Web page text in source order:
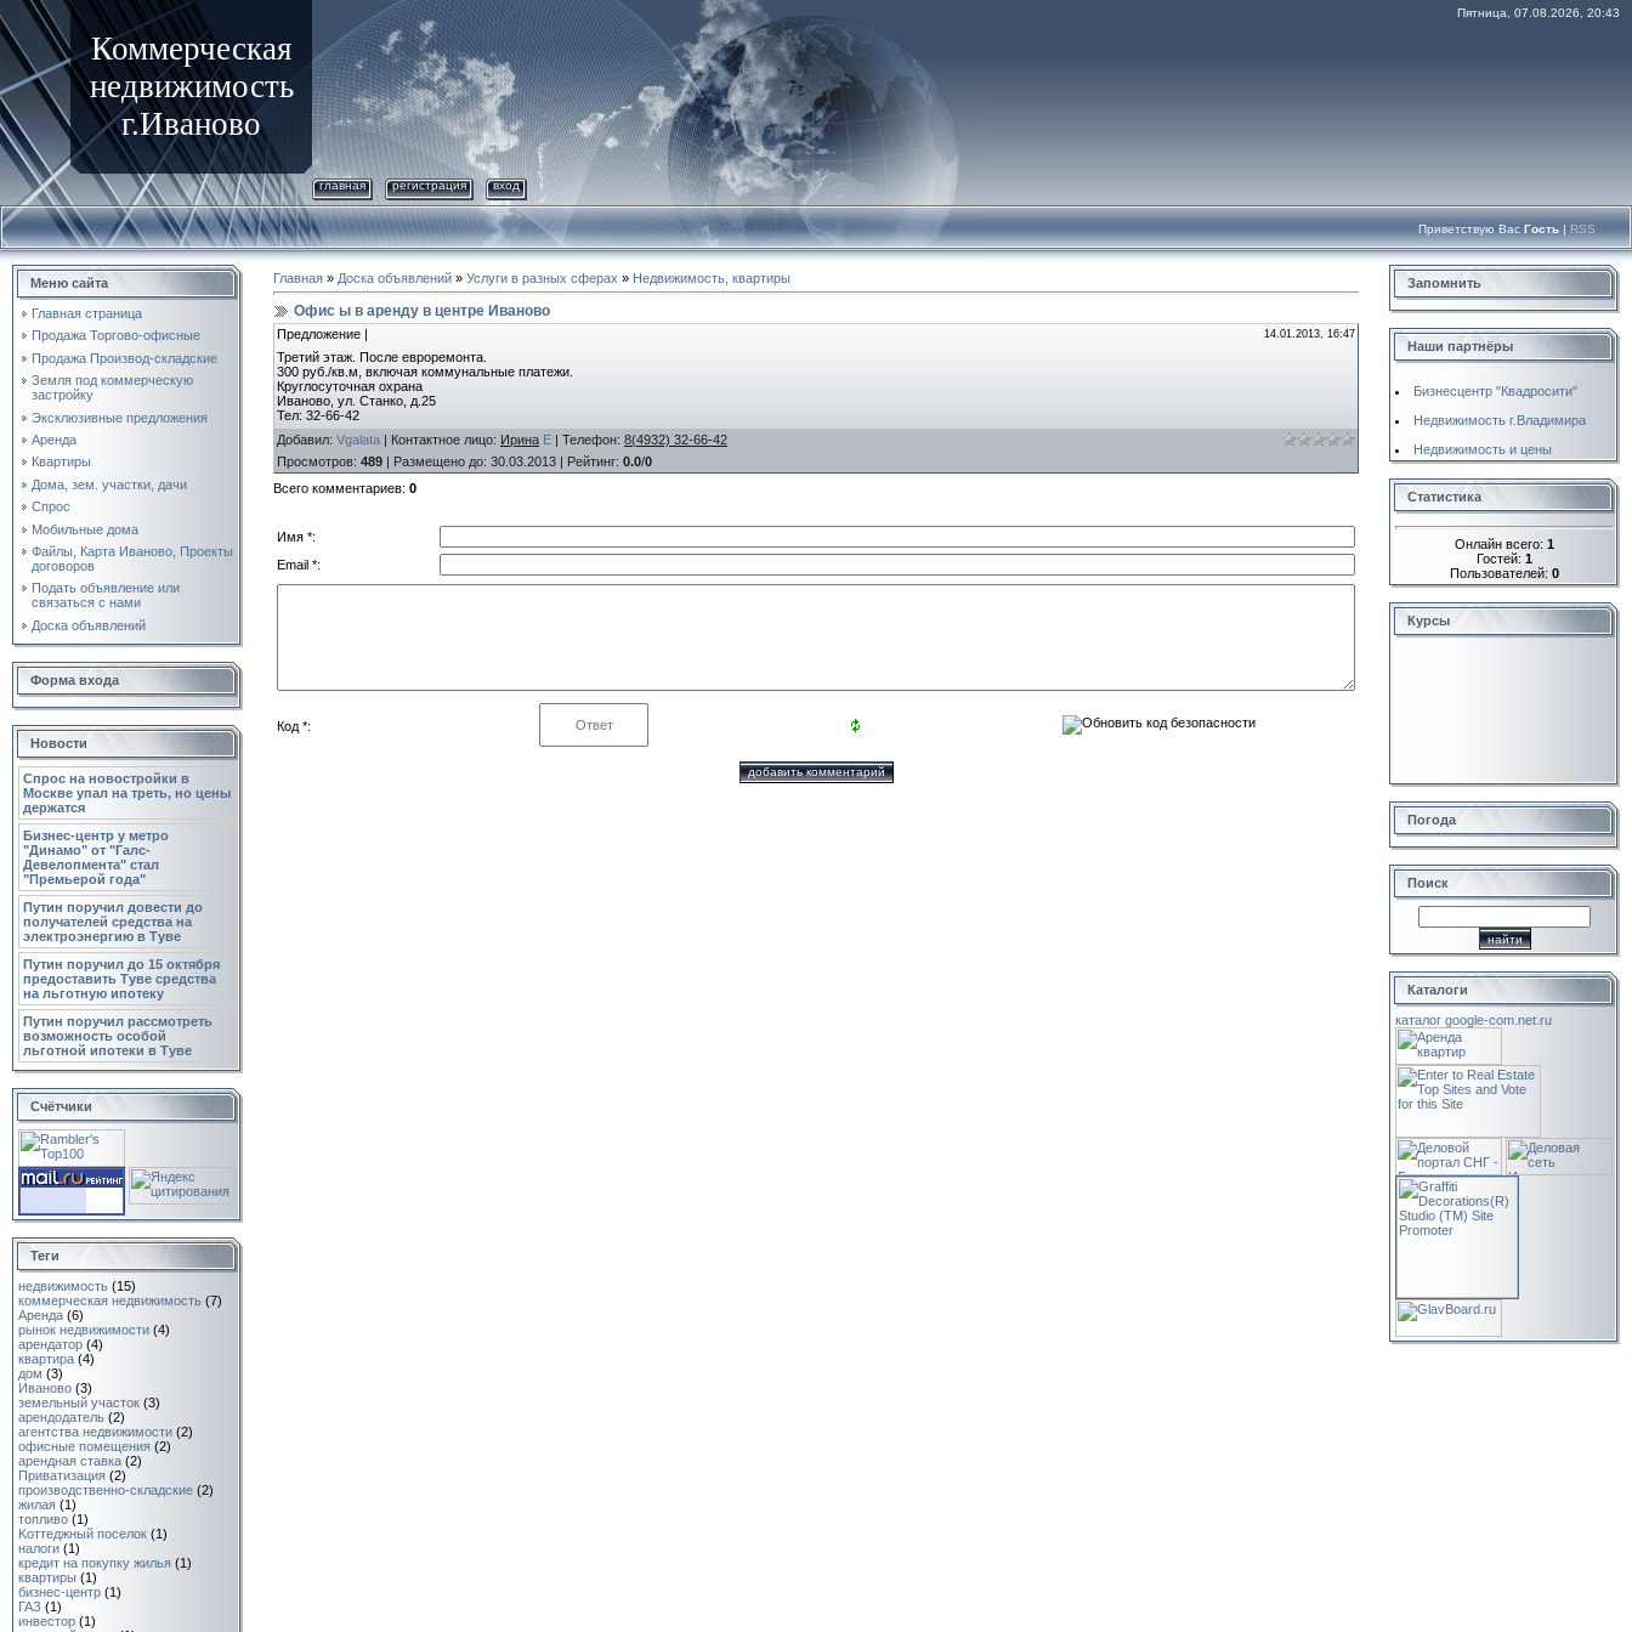
Коммерческая
недвижимость
г.Иваново
Пятница, 07.08.2026, 20:43
главная регистрация вход
Приветствую Вас Гость | RSS
Меню сайта
Главная страница
Продажа Торгово-офисные
Продажа Производ-складские
Земля под коммерческую
застройку
Эксклюзивные предложения
Аренда
Квартиры
Дома, зем. участки, дачи
Спрос
Мобильные дома
Файлы, Карта Иваново, Проекты
договоров
Подать объявление или
связаться с нами
Доска объявлений
Форма входа
Новости
Спрос на новостройки в
Москве упал на треть, но цены
держатся
Бизнес-центр у метро
"Динамо" от "Галс-
Девелопмента" стал
"Премьерой года"
Путин поручил довести до
получателей средства на
электроэнергию в Туве
Путин поручил до 15 октября
предоставить Туве средства
на льготную ипотеку
Путин поручил рассмотреть
возможность особой
льготной ипотеки в Туве
Счётчики
Теги
недвижимость (15)
коммерческая недвижимость (7)
Аренда (6)
рынок недвижимости (4)
арендатор (4)
квартира (4)
дом (3)
Иваново (3)
земельный участок (3)
арендодатель (2)
агентства недвижимости (2)
офисные помещения (2)
арендная ставка (2)
Приватизация (2)
производственно-складские (2)
жилая (1)
топливо (1)
Koттеджный поcелoк (1)
налоги (1)
кредит на покупку жилья (1)
квартиры (1)
бизнес-центр (1)
ГАЗ (1)
инвестор (1)
Главная » Доска объявлений » Услуги в разных сферах » Недвижимость, квартиры
Офис ы в аренду в центре Иваново
Предложение | 14.01.2013, 16:47
Третий этаж. После евроремонта.
300 руб./кв.м, включая коммунальные платежи.
Круглосуточная охрана
Иваново, ул. Станко, д.25
Тел: 32-66-42
Добавил: Vgalata | Контактное лицо: Ирина E | Телефон: 8(4932) 32-66-42
Просмотров: 489 | Размещено до: 30.03.2013 | Рейтинг: 0.0/0
Всего комментариев: 0
Имя *:
Email *:
Код *:
Запомнить
Наши партнёры
Бизнесцентр "Квадросити"
Недвижимость г.Владимира
Недвижимость и цены
Статистика
Онлайн всего: 1
Гостей: 1
Пользователей: 0
Курсы
Погода
Поиск
Каталоги
каталог google-com.net.ru